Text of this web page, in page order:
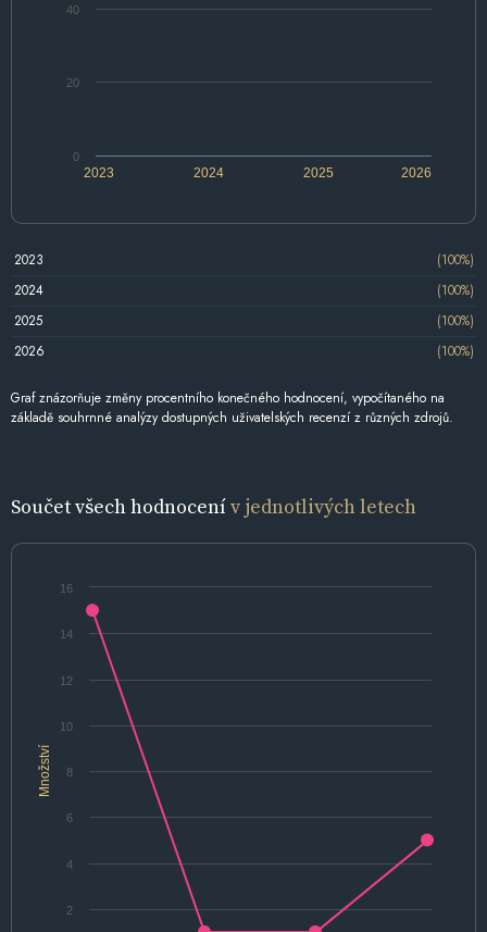
2024 2026
2023 2025
0
20
40
2023
(100%)
2024
(100%)
2025
(100%)
2026
(100%)
Graf znázorňuje změny procentního konečného hodnocení, vypočítaného na
základě souhrnné analýzy dostupných uživatelských recenzí z různých zdrojů.
Součet všech hodnocenív jednotlivých letech
Množství
2
4
6
8
10
12
14
16